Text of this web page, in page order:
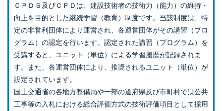
ＣＰＤＳ及びＣＰＤは、建設技術者の技術力（能力）の維持・
向上を目的とした継続学習（教育）制度です。当該制度は、特
定の非営利団体により運営され、各運営団体がその講習（プロ
グラム）の認定を行います。認定された講習（プログラム）を
受講すると、ユニット（単位）による学習履歴が記録されま
す。また、各運営団体により、推奨されるユニット（単位）が
設定されています。
国土交通省の各地方整備局や一部の道府県及び市町村では公共
工事等の入札における総合評価方式の技術評価項目として採用